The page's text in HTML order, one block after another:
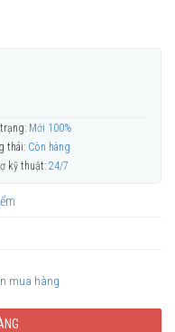
Mới 100%
thái: Còn hàng
kỹ thuật: 24/7
mua hàng